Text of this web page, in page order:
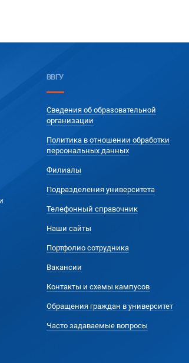
ВВГУ
Сведения об образовательной
организации
Политика в отношении обработки
персональных данных
Филиалы
Подразделения университета
Телефонный справочник
Наши сайты
Портфолио сотрудника
Вакансии
Контакты и схемы кампусов
Обращения граждан в университет
Часто задаваемые вопросы